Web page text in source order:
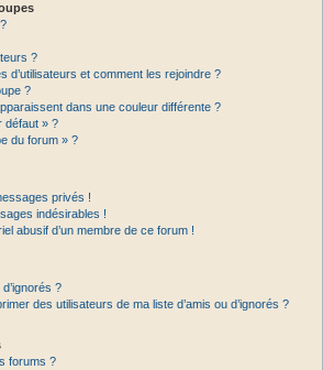
?
d’utilisateurs et comment les rejoindre ?
?
dans une couleur différente ?
défaut » ?
du forum » ?
privés !
indésirables !
abusif d’un membre de ce forum !
?
des utilisateurs de ma liste d’amis ou d’ignorés ?
forums ?